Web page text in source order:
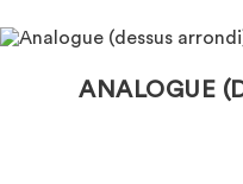
ANALOGUE